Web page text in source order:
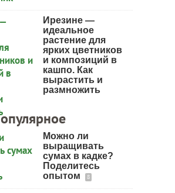
Ирезине —
идеальное
растение для
ярких цветников
и композиций в
кашпо. Как
вырастить и
размножить
Можно ли
выращивать
сумах в кадке?
Поделитесь
опытом
8